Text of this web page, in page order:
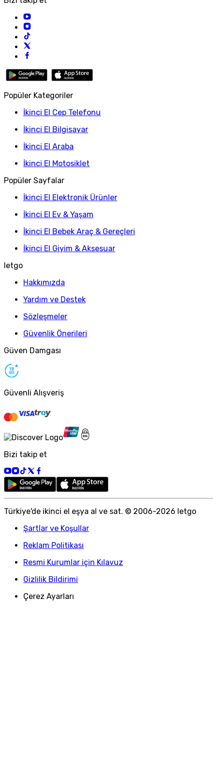
Popüler Kategoriler
İkinci El Cep Telefonu
İkinci El Bilgisayar
İkinci El Araba
İkinci El Motosiklet
Popüler Sayfalar
İkinci El Elektronik Ürünler
İkinci El Ev & Yaşam
İkinci El Bebek Araç & Gereçleri
İkinci El Giyim & Aksesuar
letgo
Hakkımızda
Yardım ve Destek
Sözleşmeler
Güvenlik Önerileri
Güven Damgası
Güvenli Alışveriş
Bizi takip et
Türkiye'de ikinci el eşya al ve sat. © 2006-2026 letgo
Şartlar ve Koşullar
Reklam Politikası
Resmi Kurumlar için Kılavuz
Gizlilik Bildirimi
Çerez Ayarları